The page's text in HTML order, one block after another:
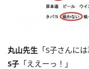
丸山先生 「S子さんに
S子 「ええーっ！」